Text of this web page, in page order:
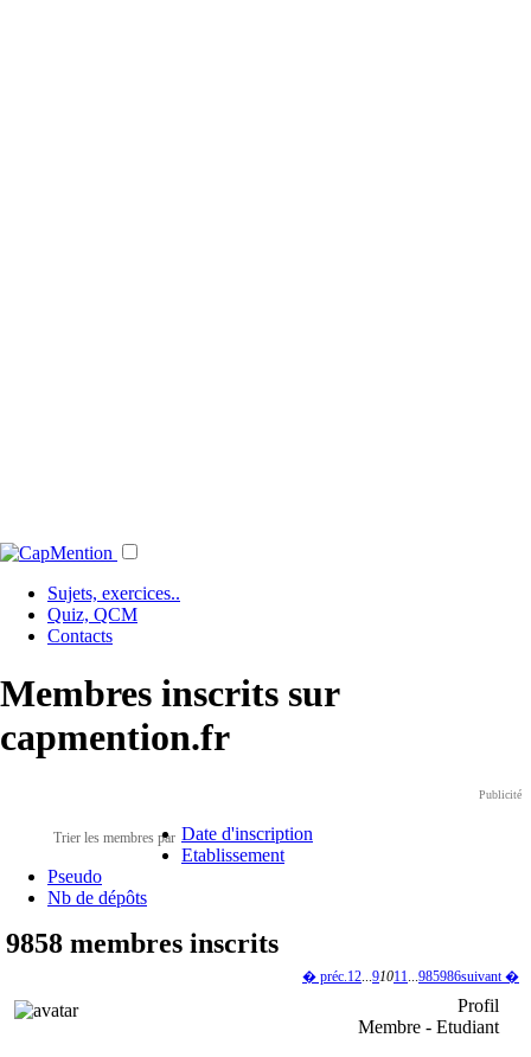
Sujets, exercices..
Quiz, QCM
Contacts
Membres inscrits sur
capmention.fr
Publicité
Trier les membres par Date d'inscription
Etablissement
Pseudo
Nb de dépôts
9858 membres inscrits
� préc.12...91011...985986suivant �
Profil
Membre - Etudiant